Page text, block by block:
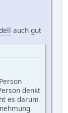
auch gut
denkt
es darum